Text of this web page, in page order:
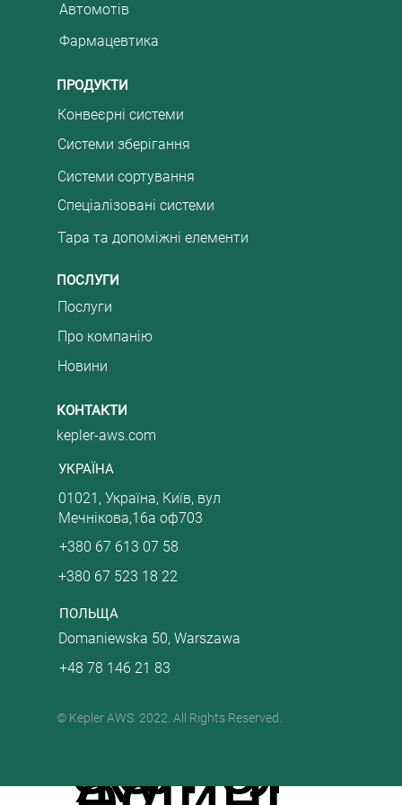
ніх і
велики
х
проект
ів.
Проф
ь.
Відділ
надає
повни
й
спектр
послуг
в
підтри
мки,
сервіс
у та
прода
жу
ними
партне
рами
виробн
иками,
які вир
облют
ької
автома
тизації
ми
надає
мо
Автомотів
Фармацевтика
Конвеєрні системи
Системи зберігання
Системи сортування
Спеціалізовані системи
Тара та допоміжні елементи
ПРОДУКТИ
Послуги
Про компанію
Новини
ПОСЛУГИ
КОНТАКТИ
ПОЛЬЩА
kepler-aws.com
+380 67 613 07 58
01021, Україна, Київ, вул
Мечнікова,16а оф703
+380 67 523 18 22
УКРАЇНА
Domaniewska 50, Warszawa
+48 78 146 21 83
© Kepler AWS. 2022. All Rights Reserved.